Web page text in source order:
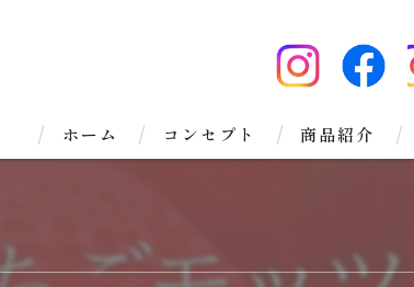
ホーム コンセプト 商品紹介